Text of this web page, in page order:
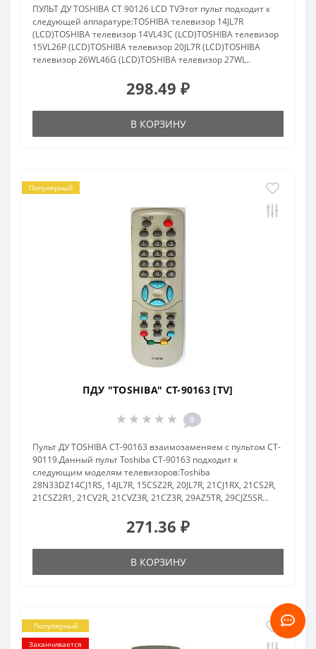
ПУЛЬТ ДУ TOSHIBA CT 90126 LCD TVЭтот пульт подходит к
следующей аппаратуре:TOSHIBA телевизор 14JL7R
(LCD)TOSHIBA телевизор 14VL43C (LCD)TOSHIBA телевизор
15VL26P (LCD)TOSHIBA телевизор 20JL7R (LCD)TOSHIBA
телевизор 26WL46G (LCD)TOSHIBA телевизор 27WL..
298.49 ₽
В КОРЗИНУ
Популярный
ПДУ "TOSHIBA" CT-90163 [TV]
0
Пульт ДУ TOSHIBA CT-90163 взаимозаменяем с пультом CT-
90119.Данный пульт Toshiba CT-90163 подходит к
следующим моделям телевизоров:Toshiba
28N33DZ14CJ1RS, 14JL7R, 15CSZ2R, 20JL7R, 21CJ1RX, 21CS2R,
21CSZ2R1, 21CV2R, 21CVZ3R, 21CZ3R, 29AZ5TR, 29CJZ5SR...
271.36 ₽
В КОРЗИНУ
Популярный
Заканчивается